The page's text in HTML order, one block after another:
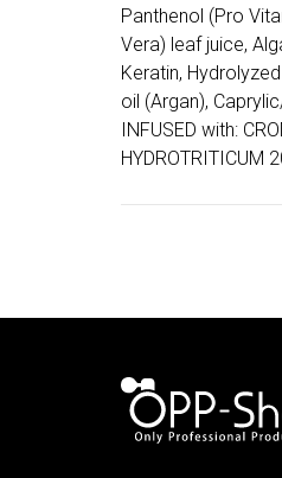
Panthenol (Pro
Vera) leaf juice,
Keratin,
oil (Argan),
INFUSED with:
HYDROTRITICUM